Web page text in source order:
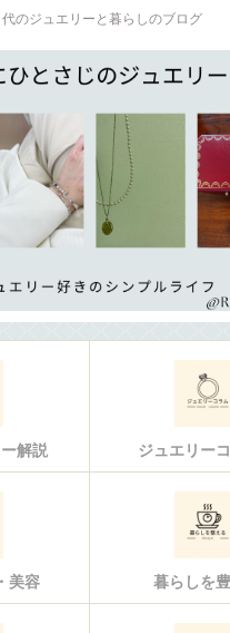
代のジュエリーと暮らしのブログ
解説 ジュエリー
美容 暮らしを